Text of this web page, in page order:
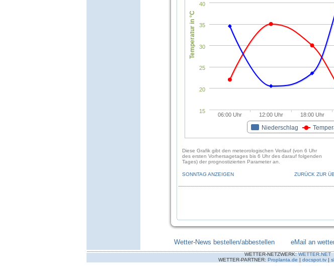
Temperatur in °C
Niederschlag
06:00 Uhr 12:00 Uhr 18:00 Uhr
15
20
25
30
35
40
Diese Grafik gibt den meteorologischen Verlauf (von 6 Uhr
des ersten Vorhersagetages bis 6 Uhr des darauf folgenden
Tages) der prognostizierten Parameter an.
SONNTAG ANZEIGEN ZURÜCK ZUR
Wetter-News bestellen/abbestellen eMail an
WETTER-NETZWERK:WETTER.NET
WETTER-PARTNER: Proplanta.de | docspot.tv|